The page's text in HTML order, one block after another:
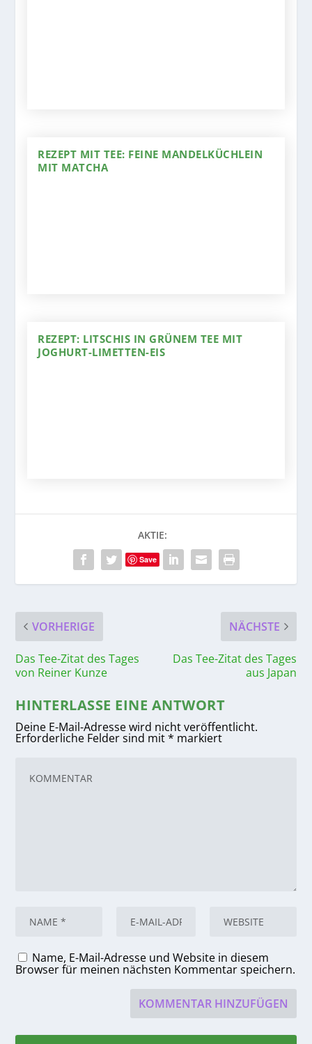
REZEPT MIT TEE: FEINE MANDELKÜCHLEIN
MIT MATCHA
REZEPT: LITSCHIS IN GRÜNEM TEE MIT
JOGHURT-LIMETTEN-EIS
AKTIE:
Save
VORHERIGE
Das Tee-Zitat des Tages
von Reiner Kunze
NÄCHSTE
Das Tee-Zitat des Tages
aus Japan
HINTERLASSE EINE ANTWORT
Deine E-Mail-Adresse wird nicht veröffentlicht.
Erforderliche Felder sind mit* markiert
Name, E-Mail-Adresse und Website in diesem
Browser für meinen nächsten Kommentar speichern.